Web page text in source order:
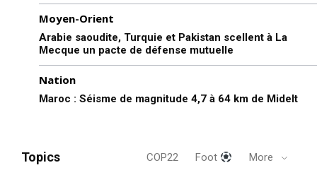
Moyen-Orient
Arabie saoudite, Turquie et Pakistan scellent à La
Mecque un pacte de défense mutuelle
Nation
Maroc : Séisme de magnitude 4,7 à 64 km de Midelt
Topics COP22 Foot More